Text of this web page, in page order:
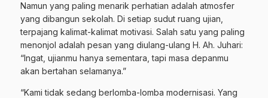
Namun yang paling menarik perhatian adalah atmosfer
yang dibangun sekolah. Di setiap sudut ruang ujian,
terpajang kalimat-kalimat motivasi. Salah satu yang paling
menonjol adalah pesan yang diulang-ulang H. Ah. Juhari:
“Ingat, ujianmu hanya sementara, tapi masa depanmu
akan bertahan selamanya.”
“Kami tidak sedang berlomba-lomba modernisasi. Yang